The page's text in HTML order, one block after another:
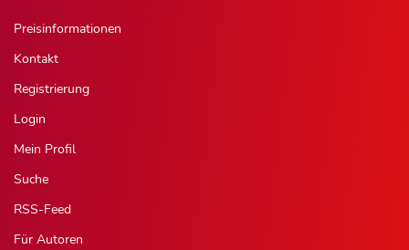
Preisinformationen
Kontakt
Registrierung
Login
Mein Profil
Suche
RSS-Feed
Für Autoren